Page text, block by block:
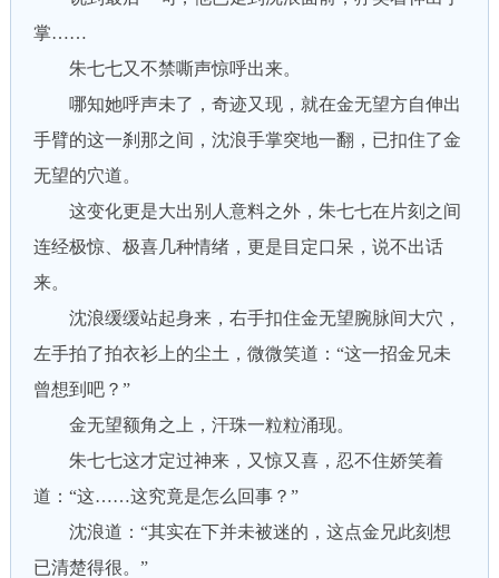
掌……
朱七七又不禁嘶声惊呼出来。
哪知她呼声未了，奇迹又现，就在金无望方自伸出
手臂的这一刹那之间，沈浪手掌突地一翻，已扣住了金
无望的穴道。
这变化更是大出别人意料之外，朱七七在片刻之间
连经极惊、极喜几种情绪，更是目定口呆，说不出话
来。
沈浪缓缓站起身来，右手扣住金无望腕脉间大穴，
左手拍了拍衣衫上的尘土，微微笑道：“这一招金兄未
曾想到吧？”
金无望额角之上，汗珠一粒粒涌现。
朱七七这才定过神来，又惊又喜，忍不住娇笑着
道：“这……这究竟是怎么回事？”
沈浪道：“其实在下并未被迷的，这点金兄此刻想
已清楚得很。”